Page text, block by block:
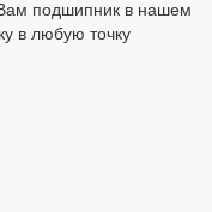
подшипник в нашем
в любую точку